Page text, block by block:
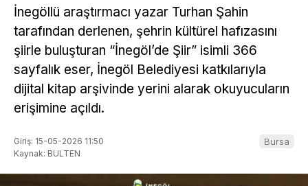
İnegöllü araştırmacı yazar Turhan Şahin
tarafından derlenen, şehrin kültürel hafızasını
şiirle buluşturan “İnegöl’de Şiir” isimli 366
sayfalık eser, İnegöl Belediyesi katkılarıyla
dijital kitap arşivinde yerini alarak okuyucuların
erişimine açıldı.
Giriş: 15-05-2026 11:50
Kaynak: BULTEN
Bursa